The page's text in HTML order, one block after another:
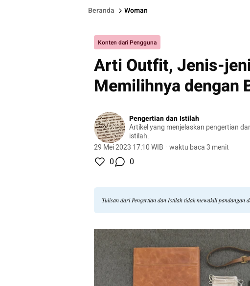
Beranda Woman
Konten dari Pengguna
Arti Outfit, Jenis-
Memilihnya dengan
Pengertian dan Istilah
Artikel yang menjelaskan pengertian
istilah.
29 Mei 2023 17:10 WIB · waktu baca 3 menit
0 0
Tulisan dari Pengertian dan Istilah tidak mewakili pandangan